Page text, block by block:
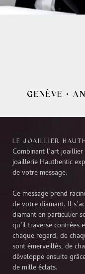
GENÈVE •
LE JOAILLIER
Combinant l’art
joaillerie Hauthentic
de votre message.
Ce message prend
de votre diamant. Il
diamant en particulier
qu’il traverse contrées
chaque regard, de
sont émerveillés, de
développe ensuite
de mille éclats.